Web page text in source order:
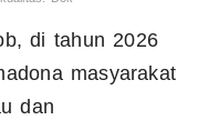
di tahun 2026
masyarakat
dan